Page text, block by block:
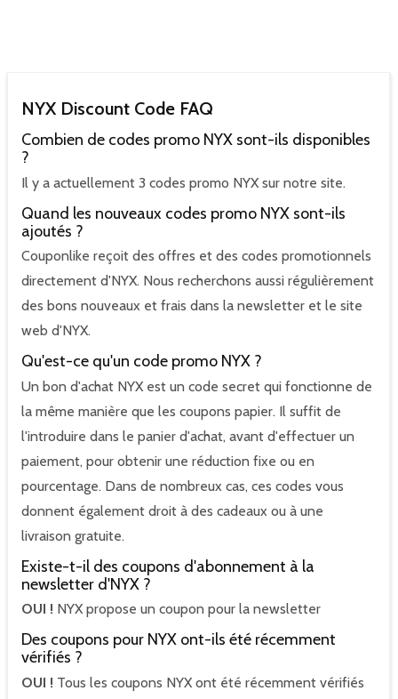
NYX Discount Code FAQ
Combien de codes promo NYX sont-ils disponibles
?
Il y a actuellement 3 codes promo NYX sur notre site.
Quand les nouveaux codes promo NYX sont-ils
ajoutés ?
Couponlike reçoit des offres et des codes promotionnels
directement d'NYX. Nous recherchons aussi régulièrement
des bons nouveaux et frais dans la newsletter et le site
web d'NYX.
Qu'est-ce qu'un code promo NYX ?
Un bon d'achat NYX est un code secret qui fonctionne de
la même manière que les coupons papier. Il suffit de
l'introduire dans le panier d'achat, avant d'effectuer un
paiement, pour obtenir une réduction fixe ou en
pourcentage. Dans de nombreux cas, ces codes vous
donnent également droit à des cadeaux ou à une
livraison gratuite.
Existe-t-il des coupons d'abonnement à la
newsletter d'NYX ?
OUI ! NYX propose un coupon pour la newsletter
Des coupons pour NYX ont-ils été récemment
vérifiés ?
OUI ! Tous les coupons NYX ont été récemment vérifiés